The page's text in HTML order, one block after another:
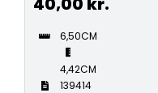
6,50CM
4,42CM
139414